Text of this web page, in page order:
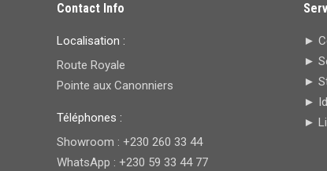
Contact Info
Localisation :
Route Royale
Pointe aux Canonniers
Téléphones :
Showroom : +230 260 33 44
WhatsApp : +230 59 33 44 77
►
►
►
►
►